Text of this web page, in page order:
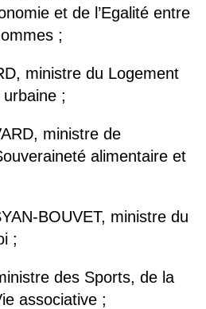
et de l’Egalité entre
;
ministre du Logement
;
ministre de
alimentaire et
BOUVET, ministre du
;
des Sports, de la
associative ;